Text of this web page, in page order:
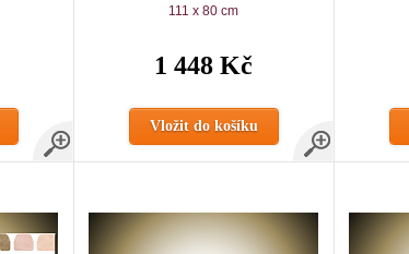
111 x 80 cm
1 448 Kč
Vložit do košíku